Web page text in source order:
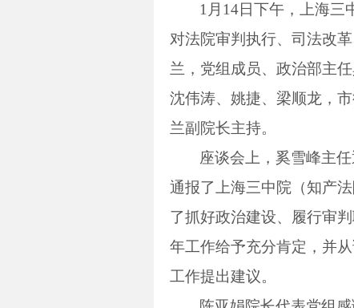
1 月 14日下午，上海三
对法院审判执行、司法改
兰，党组成员、政治部主
沈伟涛、姚捷、梁顺龙，
兰副院长主持。
座谈会上，奚雪峰主任
通报了上海三中院（知产法
了抓好政治建设、履行审
年工作给予充分肯定，并
工作提出建议。